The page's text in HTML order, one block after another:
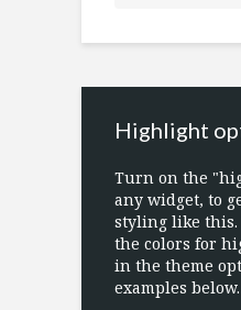
Highlight
Turn on the
any widget, to
styling like this.
the colors for
in the theme
examples below.